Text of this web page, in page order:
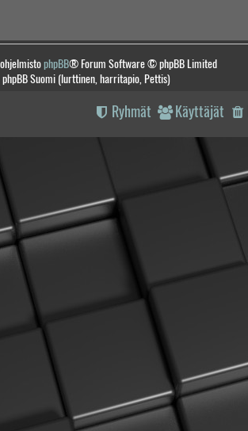
phpBB® Forum Software © phpBB Limited
phpBB Suomi (lurttinen, harritapio, Pettis)
Käyttäjät
Ryhmät